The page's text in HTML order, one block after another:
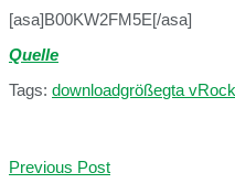
[asa]B00KW2FM5E[/asa]
Quelle
Tags: downloadgrößegta v
Previous Post